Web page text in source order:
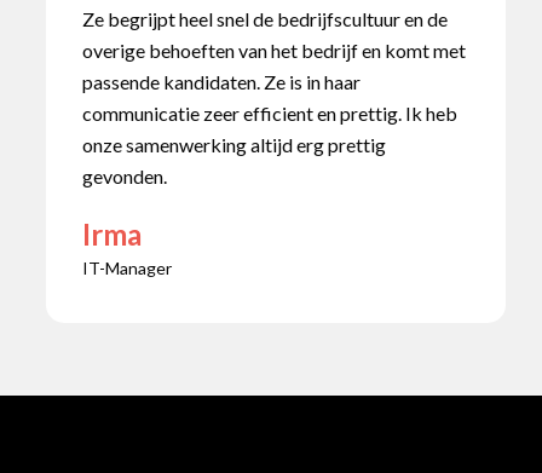
Ze begrijpt heel snel de bedrijfscultuur en de
overige behoeften van het bedrijf en komt met
passende kandidaten. Ze is in haar
communicatie zeer efficient en prettig. Ik heb
onze samenwerking altijd erg prettig
gevonden.
Irma
IT-Manager